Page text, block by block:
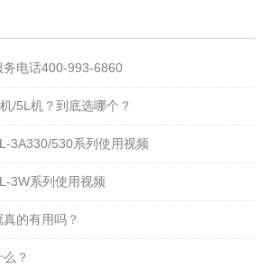
务电话400-993-6860
/5L机？到底选哪个？
3A330/530系列使用视频
3W系列使用视频
的有用吗？
？